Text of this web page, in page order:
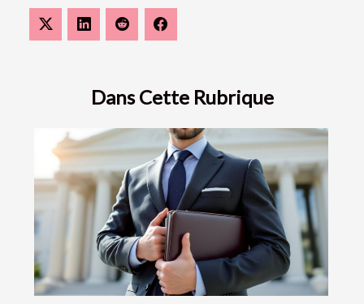
Dans Cette Rubrique